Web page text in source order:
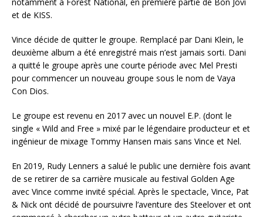
et de KISS.
Vince décide de quitter le groupe. Remplacé par Dani Klein, le
deuxième album a été enregistré mais n’est jamais sorti. Dani
a quitté le groupe après une courte période avec Mel Presti
pour commencer un nouveau groupe sous le nom de Vaya
Con Dios.
Le groupe est revenu en 2017 avec un nouvel E.P. (dont le
single « Wild and Free » mixé par le légendaire producteur et et
ingénieur de mixage Tommy Hansen mais sans Vince et Nel.
En 2019, Rudy Lenners a salué le public une dernière fois avant
de se retirer de sa carrière musicale au festival Golden Age
avec Vince comme invité spécial. Après le spectacle, Vince, Pat
& Nick ont décidé de poursuivre l’aventure des Steelover et ont